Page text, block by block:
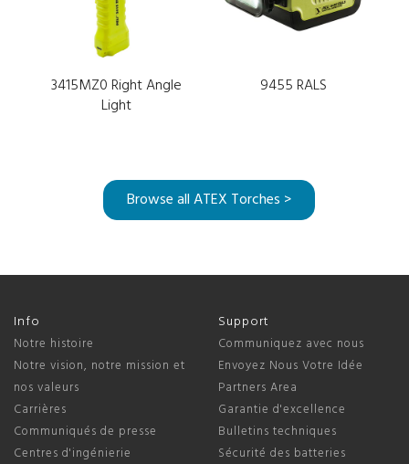
3415MZ0 Right Angle
Light
9455 RALS
Browse all ATEX Torches >
Info
Notre histoire
Notre vision, notre mission et
nos valeurs
Carrières
Communiqués de presse
Centres d'ingénierie
Support
Communiquez avec nous
Envoyez Nous Votre Idée
Partners Area
Garantie d'excellence
Bulletins techniques
Sécurité des batteries